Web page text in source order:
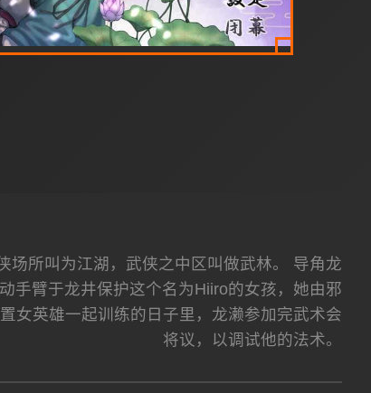
场所叫为江湖，武侠之中区叫做武林。 导角龙
手臂于龙井保护这个名为Hiiro的女孩，她由邪
女英雄一起训练的日子里，龙濑参加完武术会
将议，以调试他的法术。